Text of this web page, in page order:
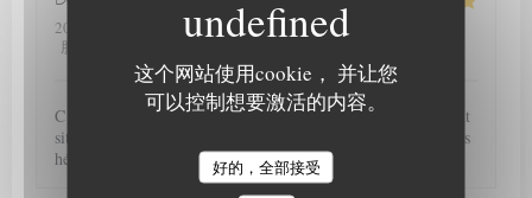
这个网站使用cookie， 并让您
可以控制想要激活的内容。
好的，全部接受
2026-06-12
- 20:00 - 来宾 2
服务
C est la seconde fois que nous nous rendons dans ce restaurant
situé dans un très beau secteur d Arras. Nous reviendrons sans
hésiter. Plats délicieux, personnel agréable et joli cadre.
Le Petit Theatre